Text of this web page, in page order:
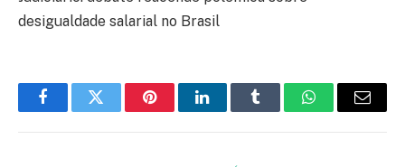
desigualdade salarial no Brasil
FacebookTwitter PinterestLinkedInTumblr WhatsApp
E-